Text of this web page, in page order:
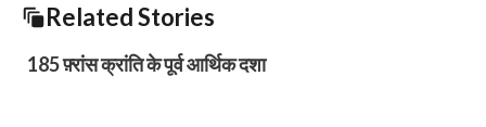
Related Stories
185 फ़्रांस क्रांति के पूर्व आर्थिक दशा